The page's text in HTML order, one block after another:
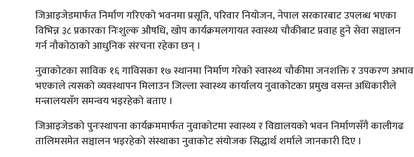
जिआइजेडमार्फत निर्माण गरिएको भवनमा प्रसूति, परिवार नियोजन, नेपाल सरकारबाट उपलब्ध भएका
विभिन्न ३८ प्रकारका निःशुल्क औषधि, खोप कार्यक्रमलगायत स्वास्थ्य चौकीबाट प्रवाह हुने सेवा सञ्चालन
गर्न नौकोठाको आधुनिक संरचना रहेका छन् ।
नुवाकोटका साविक १६ गाविसका १७ स्थानमा निर्माण गरेको स्वास्थ्य चौकीमा जनशक्ति र उपकरण अभाव
भएकाले त्यसको व्यवस्थापन मिलाउन जिल्ला स्वास्थ्य कार्यालय नुवाकोटका प्रमुख वसन्त अधिकारीले
मन्त्रालयसँग समन्वय भइरहेको बताए ।
जिआइजेडको पुनःस्थापना कार्यक्रममार्फत नुवाकोटमा स्वास्थ्य र विद्यालयको भवन निर्माणसँगै कालीगढ
तालिमसमेत सञ्चालन भइरहेको संस्थाका नुवाकोट संयोजक सिद्धार्थ शर्माले जानकारी दिए ।